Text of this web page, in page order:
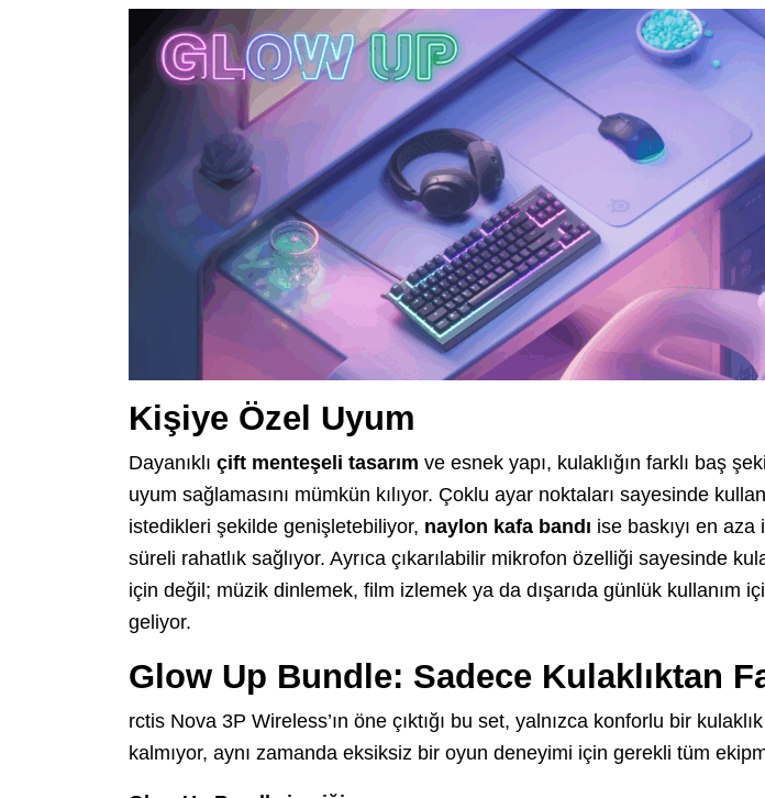
Kişiye Özel Uyum
Dayanıklı çift menteşeli tasarım ve esnek yapı, kulaklığın farklı baş
uyum sağlamasını mümkün kılıyor. Çoklu ayar noktaları sayesinde
istedikleri şekilde genişletebiliyor, naylon kafa bandı ise baskıyı en
süreli rahatlık sağlıyor. Ayrıca çıkarılabilir mikrofon özelliği sayesinde
için değil; müzik dinlemek, film izlemek ya da dışarıda günlük kullanım
geliyor.
Glow Up Bundle: Sadece Kulaklıktan
rctis Nova 3P Wireless’ın öne çıktığı bu set, yalnızca konforlu bir
kalmıyor, aynı zamanda eksiksiz bir oyun deneyimi için gerekli tüm